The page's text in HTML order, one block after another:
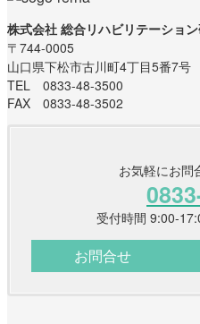
株式会社 総合リハビリテーショ
〒744-0005
山口県下松市古川町4丁目5番7号
TEL 0833-48-3500
FAX 0833-48-3502
お気軽にお問
受付時間 9:00-
お問合せ